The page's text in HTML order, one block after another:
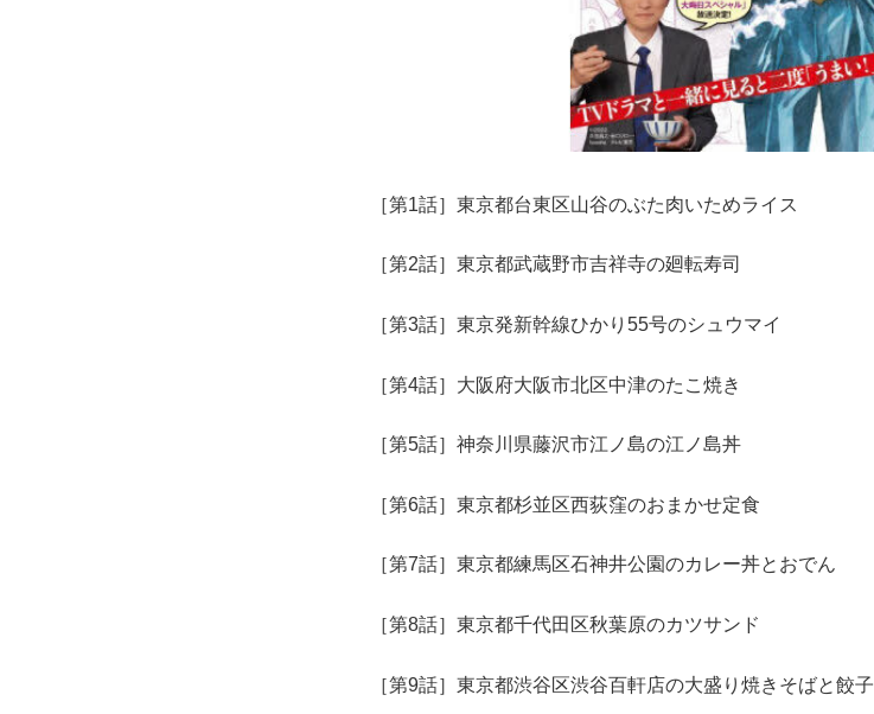
［第1話］東京都台東区山谷のぶた肉いためライス
［第2話］東京都武蔵野市吉祥寺の廻転寿司
［第3話］東京発新幹線ひかり55号のシュウマイ
［第4話］大阪府大阪市北区中津のたこ焼き
［第5話］神奈川県藤沢市江ノ島の江ノ島丼
［第6話］東京都杉並区西荻窪のおまかせ定食
［第7話］東京都練馬区石神井公園のカレー丼とおでん
［第8話］東京都千代田区秋葉原のカツサンド
［第9話］東京都渋谷区渋谷百軒店の大盛り焼きそばと餃子